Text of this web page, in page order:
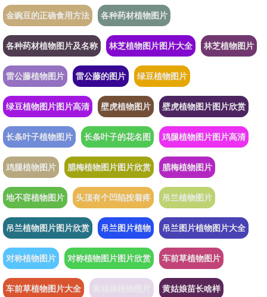
金豌豆的正确食用方法 各种药材植物图片
各种药材植物图片及名称 林芝植物图片图片大全 林芝植物图片
雷公藤植物图片 雷公藤的图片 绿豆植物图片
绿豆植物图片图片高清 壁虎植物图片 壁虎植物图片图片欣赏
长条叶子植物图片 长条叶子的花名图 鸡腿植物图片图片高清
鸡腿植物图片 腊梅植物图片图片欣赏 腊梅植物图片
地不容植物图片 头顶有个凹陷按着疼 吊兰植物图片
吊兰植物图片图片欣赏 吊兰图片植物 吊兰图片植物图片大全
对称植物图片 对称植物图片图片欣赏 车前草植物图片
车前草植物图片大全 黄姑娘苗长啥样